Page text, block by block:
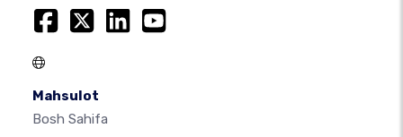
Mahsulot
Bosh Sahifa